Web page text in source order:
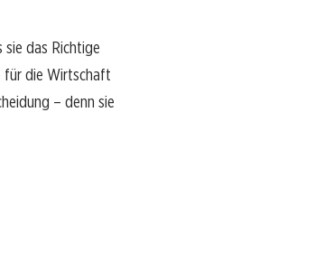
sie das Richtige
für die Wirtschaft
– denn sie